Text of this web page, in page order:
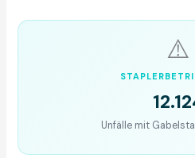
⚠️
Unfälle mit